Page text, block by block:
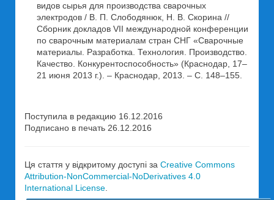
видов сырья для производства сварочных
электродов / В. П. Слободянюк, Н. В. Скорина //
Сборник докладов VII международной конференции
по сварочным материалам стран СНГ «Сварочные
материалы. Разработка. Технология. Производство.
Качество. Конкурентоспособность» (Краснодар, 17–
21 июня 2013 г.). – Краснодар, 2013. – С. 148–155.
Поступила в редакцию 16.12.2016
Подписано в печать 26.12.2016
Ця стаття у відкритому доступі за Creative Commons
Attribution-NonCommercial-NoDerivatives 4.0
International License